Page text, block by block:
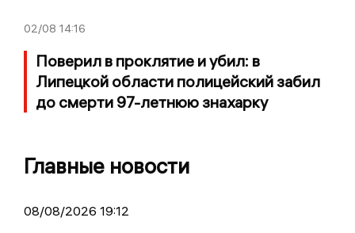
02/08 14:16
Поверил в проклятие и убил: в
Липецкой области полицейский забил
до смерти 97-летнюю знахарку
Главные новости
08/08/2026 19:12